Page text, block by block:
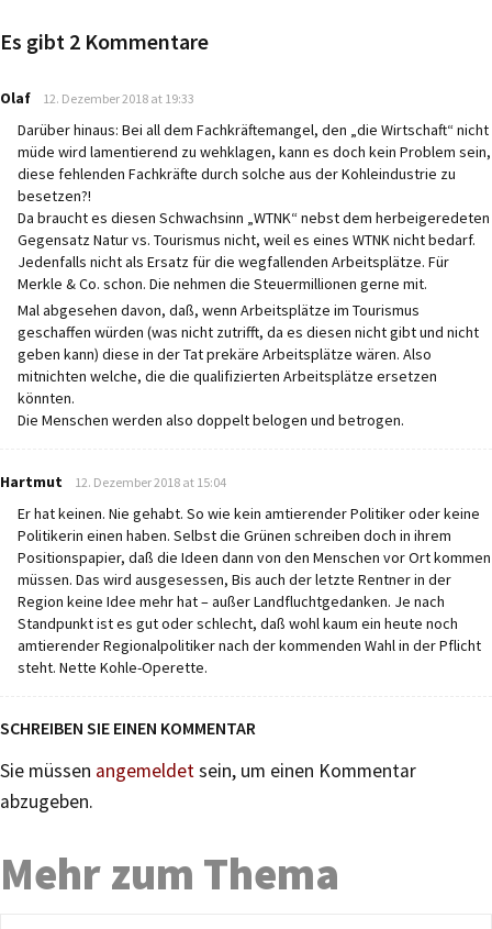
Es gibt 2 Kommentare
Olaf says:
12. Dezember 2018 at 19:33
Darüber hinaus: Bei all dem Fachkräftemangel, den „die Wirtschaft“ nicht
müde wird lamentierend zu wehklagen, kann es doch kein Problem sein,
diese fehlenden Fachkräfte durch solche aus der Kohleindustrie zu
besetzen?!
Da braucht es diesen Schwachsinn „WTNK“ nebst dem herbeigeredeten
Gegensatz Natur vs. Tourismus nicht, weil es eines WTNK nicht bedarf.
Jedenfalls nicht als Ersatz für die wegfallenden Arbeitsplätze. Für
Merkle & Co. schon. Die nehmen die Steuermillionen gerne mit.
Mal abgesehen davon, daß, wenn Arbeitsplätze im Tourismus
geschaffen würden (was nicht zutrifft, da es diesen nicht gibt und nicht
geben kann) diese in der Tat prekäre Arbeitsplätze wären. Also
mitnichten welche, die die qualifizierten Arbeitsplätze ersetzen
könnten.
Die Menschen werden also doppelt belogen und betrogen.
Hartmut says:
12. Dezember 2018 at 15:04
Er hat keinen. Nie gehabt. So wie kein amtierender Politiker oder keine
Politikerin einen haben. Selbst die Grünen schreiben doch in ihrem
Positionspapier, daß die Ideen dann von den Menschen vor Ort kommen
müssen. Das wird ausgesessen, Bis auch der letzte Rentner in der
Region keine Idee mehr hat – außer Landfluchtgedanken. Je nach
Standpunkt ist es gut oder schlecht, daß wohl kaum ein heute noch
amtierender Regionalpolitiker nach der kommenden Wahl in der Pflicht
steht. Nette Kohle-Operette.
SCHREIBEN SIE EINEN KOMMENTAR
Sie müssen angemeldetsein, um einen Kommentar
abzugeben.
Mehr zum Thema